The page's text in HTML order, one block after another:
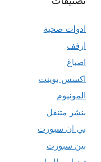
ادوات صحية
ارفف
اصباغ
اكسس بوينت
المونيوم
بنشر متنقل
بي ان سبورت
بين سبورت